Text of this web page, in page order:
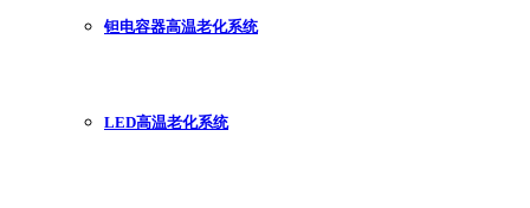
钽电容器高温老化系统
LED高温老化系统